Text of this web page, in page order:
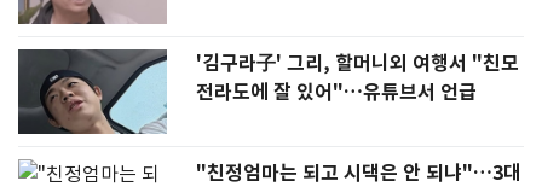
'김구라子' 그리, 할머니외 여행서 "친모
전라도에 잘 있어"…유튜브서 언급
"친정엄마는 되고 시댁은 안 되냐"…3대